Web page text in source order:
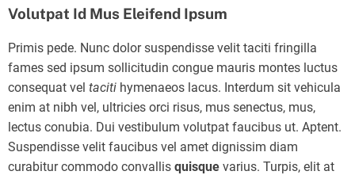
Volutpat Id Mus Eleifend Ipsum
Primis pede. Nunc dolor suspendisse velit taciti fringilla
fames sed ipsum sollicitudin congue mauris montes luctus
consequat vel taciti hymenaeos lacus. Interdum sit vehicula
enim at nibh vel, ultricies orci risus, mus senectus, mus,
lectus conubia. Dui vestibulum volutpat faucibus ut. Aptent.
Suspendisse velit faucibus vel amet dignissim diam
curabitur commodo convallis quisque varius. Turpis, elit at